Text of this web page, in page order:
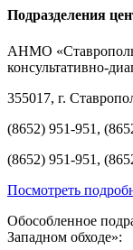
Подразделения
АНМО
консультативно-
355017, г.
(8652) 951-951,
(8652) 951-951,
Посмотреть
Обособленное
Западном обходе»: